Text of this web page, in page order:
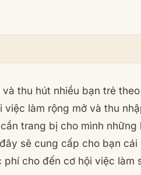
thu hút nhiều bạn trẻ
làm rộng mở và thu
trang bị cho mình những
sẽ cung cấp cho bạn cái
cho đến cơ hội việc làm